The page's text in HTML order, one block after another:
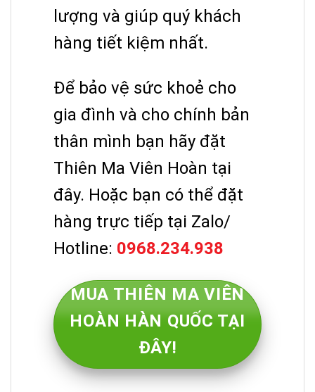
lượng và giúp quý khách
hàng tiết kiệm nhất.
Để bảo vệ sức khoẻ cho
gia đình và cho chính bản
thân mình bạn hãy đặt
Thiên Ma Viên Hoàn tại
đây. Hoặc bạn có thể đặt
hàng trực tiếp tại Zalo/
Hotline: 0968.234.938
MUA THIÊN MA VIÊN
HOÀN HÀN QUỐC TẠI
ĐÂY!